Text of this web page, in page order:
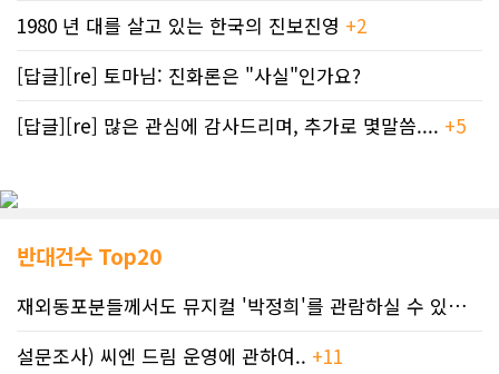
1980 년 대를 살고 있는 한국의 진보진영 +2
[답글][re] 토마님: 진화론은 "사실"인가요?
[답글][re] 많은 관심에 감사드리며, 추가로 몇말씀.... +5
반대건수 Top20
재외동포분들께서도 뮤지컬 '박정희'를 관람하실 수 있도록 노력하겠습니..
설문조사) 씨엔 드림 운영에 관하여.. +11